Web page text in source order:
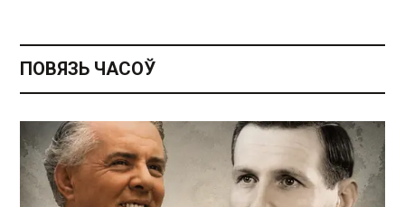
ПОВЯЗЬ ЧАСОЎ